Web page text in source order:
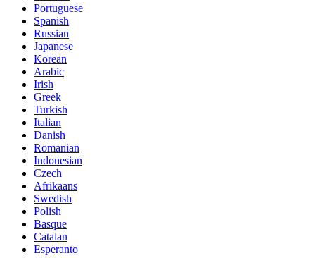
Portuguese
Spanish
Russian
Japanese
Korean
Arabic
Irish
Greek
Turkish
Italian
Danish
Romanian
Indonesian
Czech
Afrikaans
Swedish
Polish
Basque
Catalan
Esperanto